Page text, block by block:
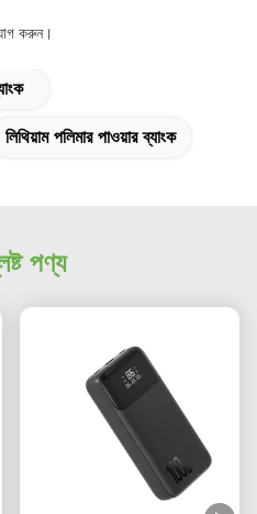
করুন।
লিথিয়াম পলিমার পাওয়ার ব্যাংক
পণ্য